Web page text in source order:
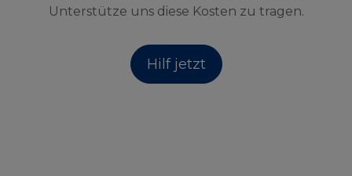
Unterstütze uns diese Kosten zu tragen.
Hilf jetzt